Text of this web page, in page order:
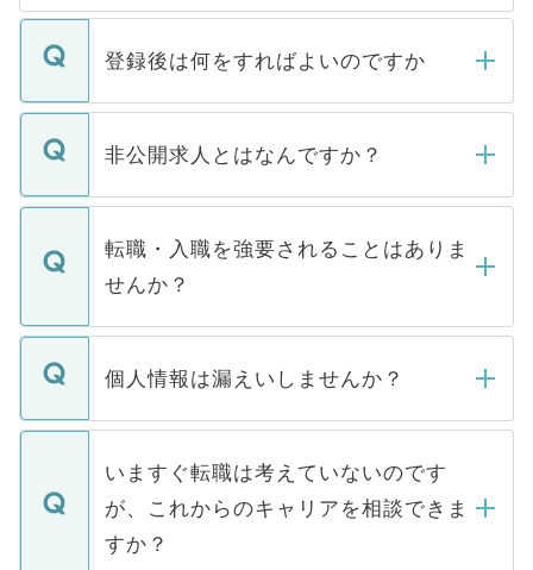
登録後は何をすればよいのですか
ご登録いただきましたら、弊社担当者がご
登録内容を確認し、その後メールもしくは
ます。通常、5営業日以内にはご連絡をせて
いただきますので、しばらくお待ちくださ
非公開求人とはなんですか？
マイナビDOCTORで取り扱っている求人の
うち約3割は、Webサイトからご覧いただ
けない「非公開求人」です。非公開求人は
下記の理由によって、一般には公開してい
ません。
■応募殺到を避けるため 人気のある医療機
関を公にしてしまうと、応募が殺到する場
に、医療機関が求める条件に合った人材の
みを人材紹介会社に依頼するケースが増え
ています。
転職・入職を強要されることはありま
せんか？
転職・入職を強要することは一切ありませ
ん。また、仮に応募先から内定をいただい
定を承諾する必要はありません。内定先へ
の辞退の連絡はキャリアパートナーが行い
個人情報は漏えいしませんか？
個人情報が漏えいすることはありませんの
で、ご安心ください。当サイトからの登録
などで収集したご登録者様の個人情報は、
ご本人のキャリアアップおよび転職活動の
支援を目的に使用いたします。お預かりし
いますぐ転職は考えていないのです
が、これからのキャリアを相談できま
すか？